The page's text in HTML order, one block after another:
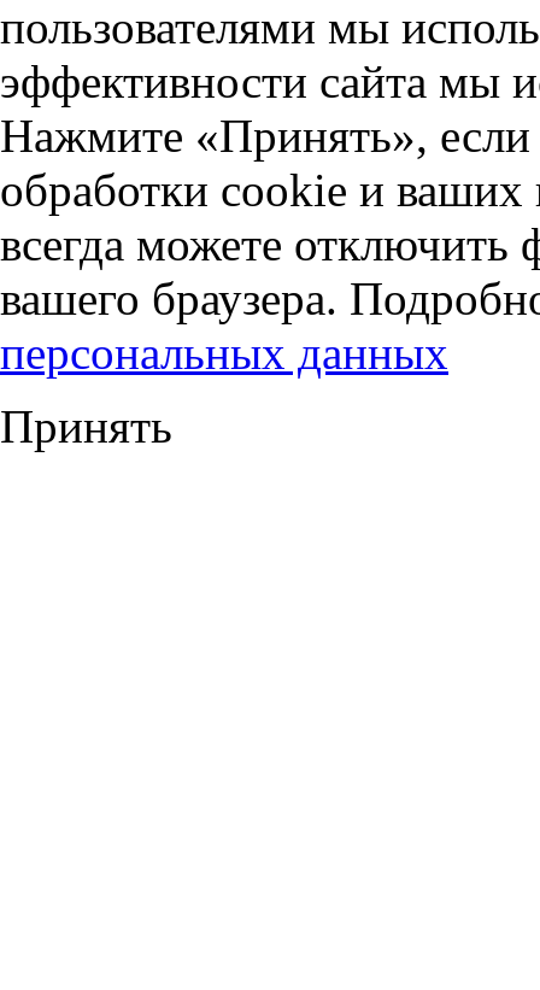
пользователями мы
эффективности сайта мы
Нажмите «Принять», если
обработки cookie и
всегда можете отключить
вашего браузера.
персональных данных
Принять